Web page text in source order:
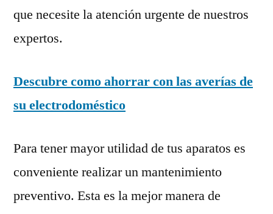
que necesite la atención urgente de nuestros
expertos.
Descubre como ahorrar con las averías de
su electrodoméstico
Para tener mayor utilidad de tus aparatos es
conveniente realizar un mantenimiento
preventivo. Esta es la mejor manera de